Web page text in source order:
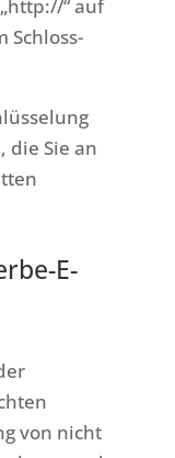
“ auf
Schloss-
die Sie an
E-
von nicht